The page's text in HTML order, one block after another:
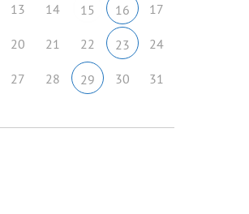
13 14 15 16 17
20 21 22 23 24
27 28 29 30 31